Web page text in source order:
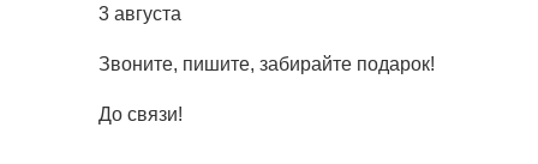
3 августа
Звоните, пишите, забирайте подарок!
До связи!